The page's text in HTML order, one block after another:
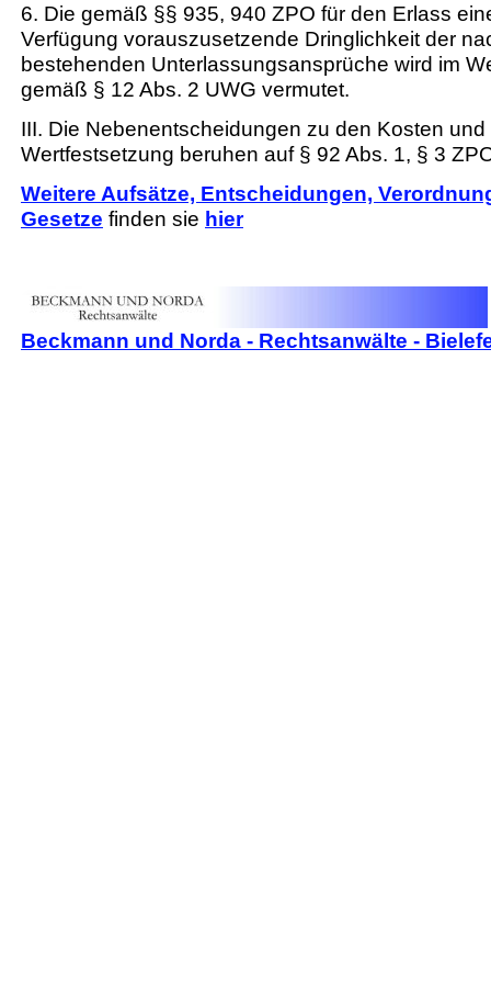
6. Die gemäß §§ 935, 940 ZPO für den Erlass
Verfügung vorauszusetzende Dringlichkeit der
bestehenden Unterlassungsansprüche wird im
gemäß § 12 Abs. 2 UWG vermutet.
III. Die Nebenentscheidungen zu den Kosten und
Wertfestsetzung beruhen auf § 92 Abs. 1, § 3
Weitere Aufsätze, Entscheidungen,
Gesetze finden sie hier
Beckmann und Norda - Rechtsanwälte -